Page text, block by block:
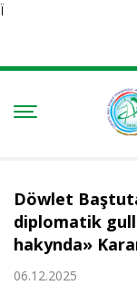
Ï
Döwlet
diplomatik
hakynda»
06.12.2025